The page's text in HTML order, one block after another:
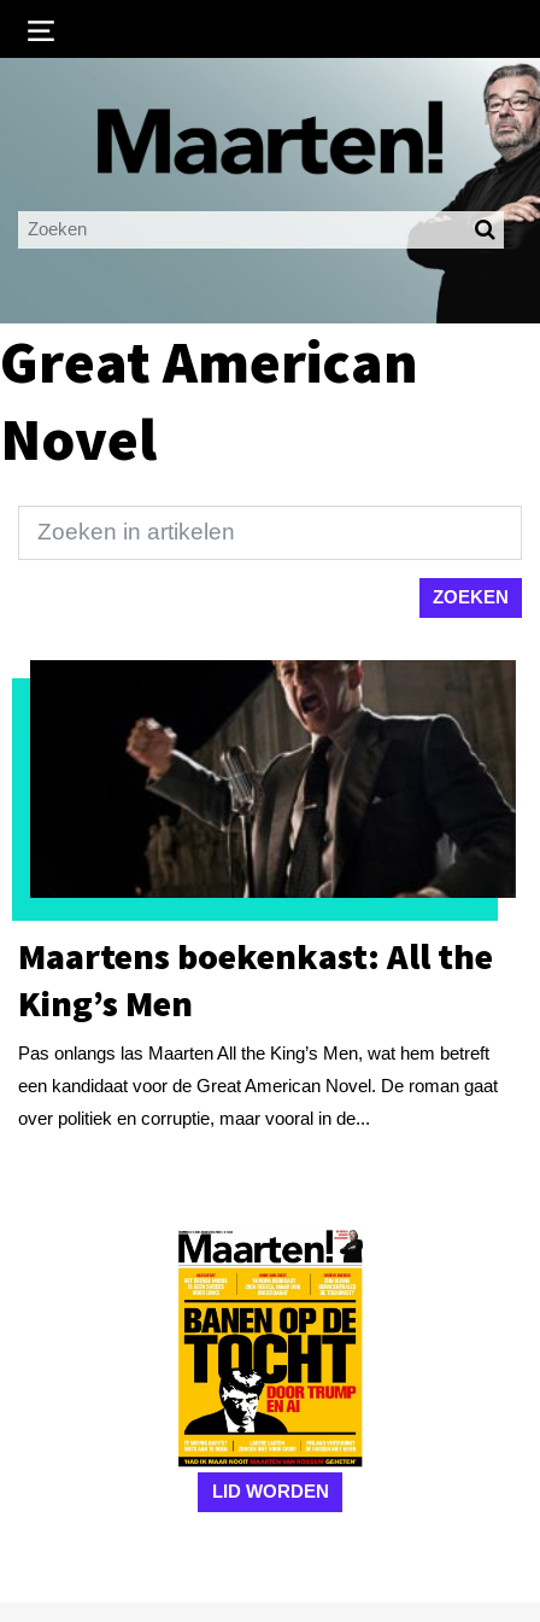
Ingelogd blijven
LOGIN
Great American
Novel
Maartens boekenkast: All the
King’s Men
Pas onlangs las Maarten All the King’s Men, wat hem betreft
een kandidaat voor de Great American Novel. De roman gaat
over politiek en corruptie, maar vooral in de...
LID WORDEN